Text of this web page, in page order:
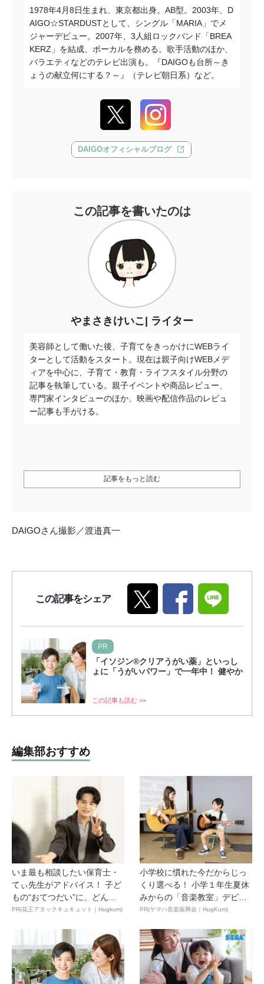
1978年4月8日生まれ、東京都出身。AB型。2003年、D
AIGO☆STARDUSTとして、シングル「MARIA」でメ
ジャーデビュー。2007年、3人組ロックバンド「BREA
KERZ」を結成、ボーカルを務める。歌手活動のほか、
バラエティなどのテレビ出演も。『DAIGOも台所～き
ょうの献立何にする？～』（テレビ朝日系）など。
DAIGOオフィシャルブログ
この記事を書いたのは
やまさきけいこ ライター
美容師として働いた後、子育てをきっかけにWEBライ
ターとして活動をスタート。現在は親子向けWEBメデ
ィアを中心に、子育て・教育・ライフスタイル分野の
記事を執筆している。親子イベントや商品レビュー、
専門家インタビューのほか、映画や配信作品のレビュ
ー記事も手がける。
記事をもっと読む
DAIGOさん撮影／渡邉真一
この記事をシェア
PR
「イソジン®クリアうがい薬」といっし
ょに「うがいパワー」で一年中！ 健やか
この記事も読む >>
編集部おすすめ
いま最も相談したい保育士・
てぃ先生がアドバイス！ 子ど
もの“おてつだい”に、どん...
PR(花王アタックキュキュット｜Hugkum)
小学校に慣れた今だからじっ
くり選べる！ 小学１年生夏休
みからの「音楽教室」デビ
ュ...
PR(ヤマハ音楽振興会｜HugKum)